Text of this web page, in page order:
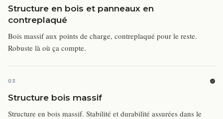
Structure en bois et panneaux en
contreplaqué
Bois massif aux points de charge, contreplaqué pour le reste.
Robuste là où ça compte.
03
Structure bois massif
Structure en bois massif. Stabilité et durabilité assurées dans le